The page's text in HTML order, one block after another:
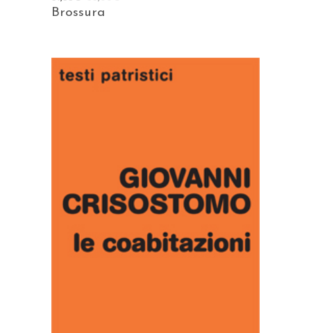
Brossura
AGGIUNGI AL CARRELLO